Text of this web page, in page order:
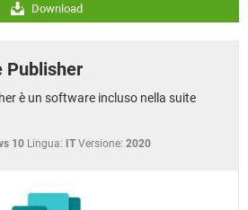
Download
Publisher
è un software incluso nella suite
10 Lingua: IT Versione: 2020